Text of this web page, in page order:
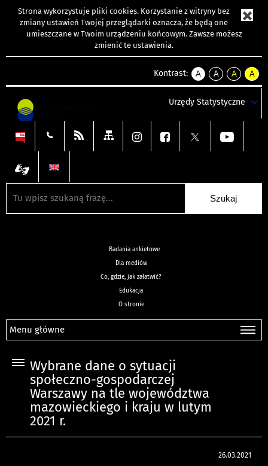
Strona wykorzystuje pliki cookies. Korzystanie z witryny bez
zmiany ustawień Twojej przeglądarki oznacza, że będą one
umieszczane w Twoim urządzeniu końcowym. Zawsze możesz
zmienić te ustawienia.
Kontrast:
A
kontrast
A
kontrast
tekst
czarnym
A
kontrast
tekst
czarnym
A
tekst
żółtym
Urzędy Statystyczne
Badania ankietowe
Dla mediów
Co, gdzie, jak załatwić?
Edukacja
O stronie
Menu główne
Wybrane dane o sytuacji
społeczno-gospodarczej
Warszawy na tle województwa
mazowieckiego i kraju w lutym
2021 r.
26.03.2021